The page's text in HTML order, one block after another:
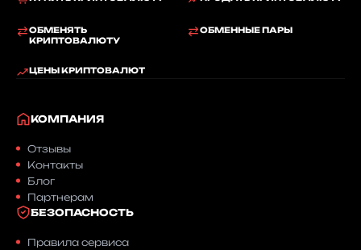
ОБМЕНЯТЬ
КРИПТОВАЛЮТУ
ОБМЕННЫЕ ПАРЫ
ЦЕНЫ КРИПТОВАЛЮТ
КОМПАНИЯ
Отзывы
Контакты
Блог
Партнерам
БЕЗОПАСНОСТЬ
Правила сервиса